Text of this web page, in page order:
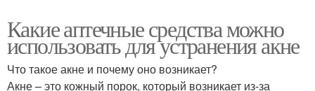
Какие аптечные средства можно
использовать для устранения акне
Что такое акне и почему оно возникает?
Акне – это кожный порок, который возникает из-за